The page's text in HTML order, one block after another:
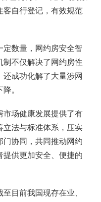
客自行登记，有效规范
定数量，网约房安全智
制不仅解决了网约房性
成功化解了大量涉网
。
市场健康发展提供了有
立法与标准体系，压实
门协同，共同推动网约
提供更加安全、便捷的
目前我国现存在业、